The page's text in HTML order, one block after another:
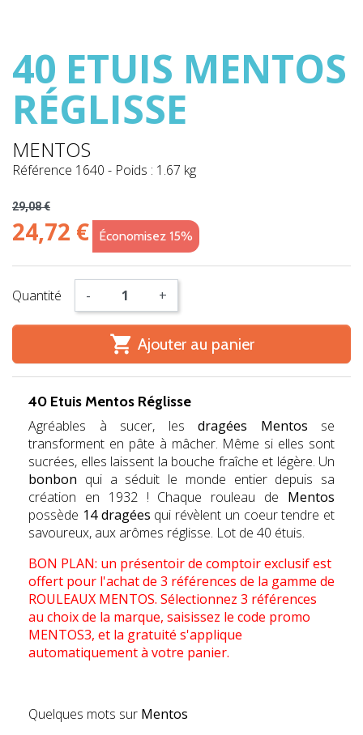
40 ETUIS MENTOS
RÉGLISSE
MENTOS
Référence 1640 - Poids : 1.67 kg
29,08 €
24,72 € Économisez 15%
Quantité - +
 Ajouter au panier
40 Etuis Mentos Réglisse
Agréables à sucer, les dragées Mentos se
transforment en pâte à mâcher. Même si elles sont
sucrées, elles laissent la bouche fraîche et légère. Un
bonbon qui a séduit le monde entier depuis sa
création en 1932 ! Chaque rouleau de Mentos
possède 14 dragées qui révèlent un coeur tendre et
savoureux, aux arômes réglisse. Lot de 40 étuis.
BON PLAN: un présentoir de comptoir exclusif est
offert pour l'achat de 3 références de la gamme de
ROULEAUX MENTOS. Sélectionnez 3 références
au choix de la marque, saisissez le code promo
MENTOS3, et la gratuité s'applique
automatiquement à votre panier.
Quelques mots sur Mentos